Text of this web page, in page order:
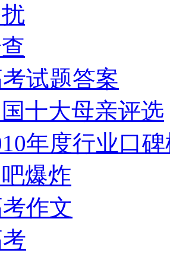
试题答案
十大母亲评选
年度行业口
爆炸
作文